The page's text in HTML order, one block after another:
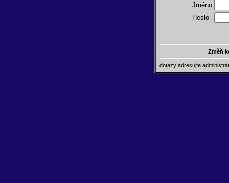
Jméno
Heslo
Změň
dotazy adresujte